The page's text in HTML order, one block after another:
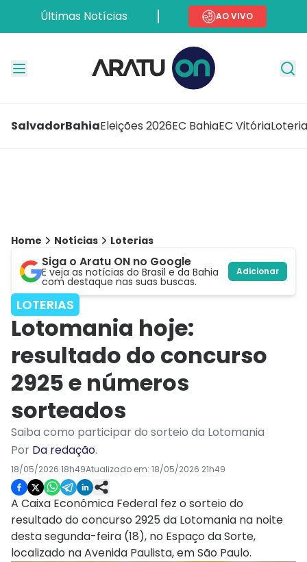
Últimas Notícias AO VIVO
SalvadorBahiaEleições 2026EC BahiaEC Vitória
Home Notícias Loterias
Siga o Aratu ON no Google
E veja as notícias do Brasil e da Bahia
com destaque nas suas buscas.
Adicionar
LOTERIAS
Lotomania hoje:
resultado do concurso
2925 e números
sorteados
Saiba como participar do sorteio da Lotomania
Por Da redação.
18/05/2026 18h49Atualizado em: 18/05/2026 21h49
A Caixa Econômica Federal fez o sorteio do
resultado do concurso 2925 da Lotomania na noite
desta segunda-feira (18), no Espaço da Sorte,
localizado na Avenida Paulista, em São Paulo.